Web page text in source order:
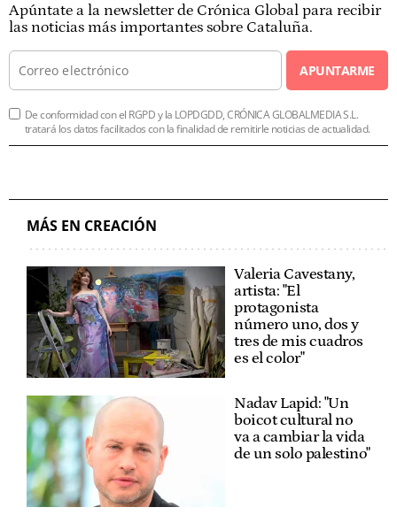
Apúntate a la newsletter de Crónica Global para recibir
las noticias más importantes sobre Cataluña.
APUNTARME
De conformidad con el RGPD y la LOPDGDD, CRÓNICA GLOBALMEDIA S.L.
tratará los datos facilitados con la finalidad de remitirle noticias de actualidad.
MÁS EN CREACIÓN
Valeria Cavestany,
artista: "El
protagonista
número uno, dos y
tres de mis cuadros
es el color"
Nadav Lapid: "Un
boicot cultural no
va a cambiar la vida
de un solo palestino"